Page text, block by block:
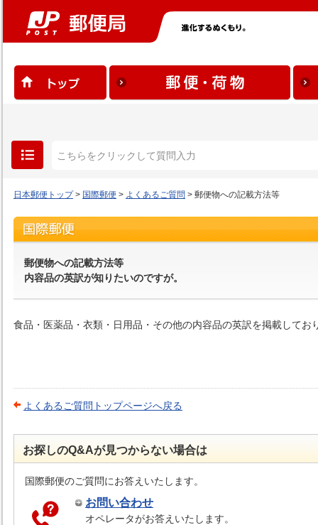
日本郵便トップ> 国際郵便 > よくあるご質問 > 郵便物への記載方法等
郵便物への記載方法等
内容品の英訳が知りたいのですが。
食品・医薬品・衣類・日用品・その他の内容品の英訳を掲載してお
よくあるご質問トップページへ戻る
お探しのQ&Aが見つからない場合は
国際郵便のご質問にお答えいたします。
お問い合わせ
オペレータがお答えいたします。